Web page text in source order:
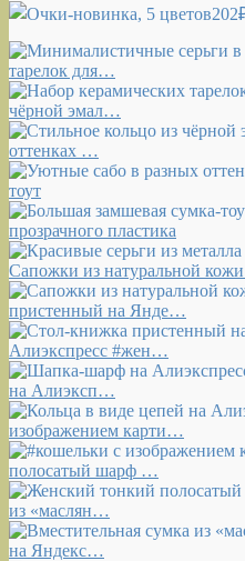
тарелок для…
чёрной эмал…
оттенках …
тоут
прозрачного пластика
Сапожки из натуральной
пристенный на Янде…
Алиэкспресс #жен…
на Алиэксп…
изображением карти…
полосатый шарф …
из «маслян…
на Яндекс…